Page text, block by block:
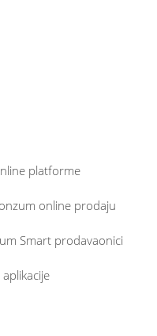
platforme
online prodaju
Smart prodavaonici